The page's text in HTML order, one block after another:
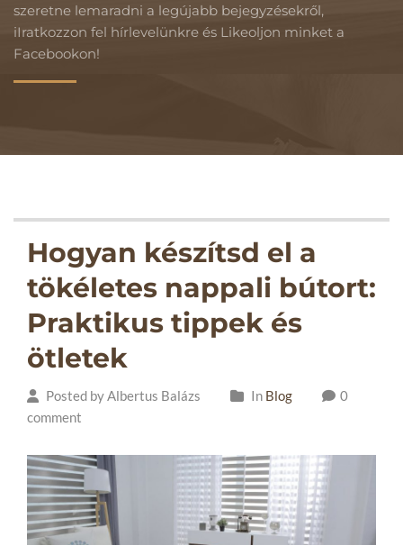
szeretne lemaradni a legújabb bejegyzésekről,
iIratkozzon fel hírlevelünkre és Likeoljon minket a
Facebookon!
Hogyan készítsd el a
tökéletes nappali bútort:
Praktikus tippek és
ötletek
Posted by Albertus Balázs In Blog
0
comment